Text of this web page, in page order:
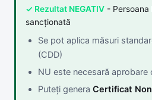
✓ Rezultat NEGATIV - Persoana
sancționată
Se pot aplica măsuri
(CDD)
NU este necesară aprobare
Puteți genera Certificat